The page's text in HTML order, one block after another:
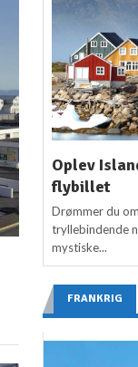
Oplev
flybillet
Drømmer du
tryllebindende
mystiske...
FRANKRIG